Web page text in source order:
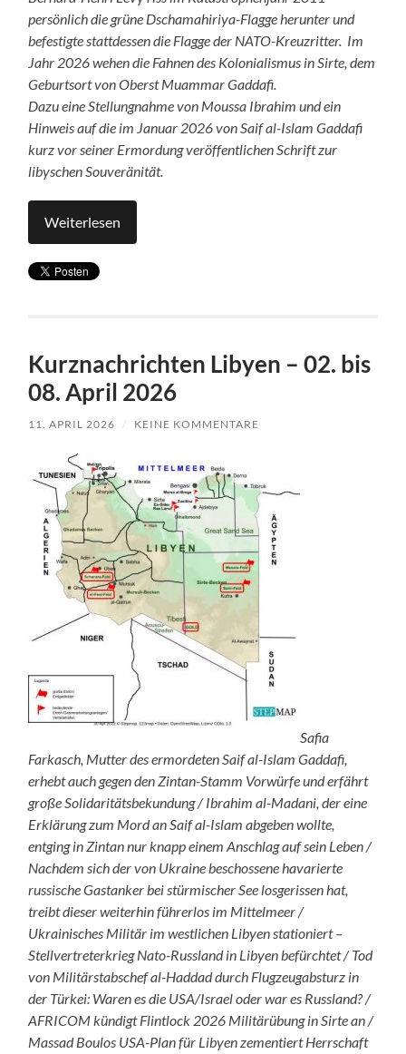
persönlich die grüne Dschamahiriya-Flagge herunter und
befestigte stattdessen die Flagge der NATO-Kreuzritter. Im
Jahr 2026 wehen die Fahnen des Kolonialismus in Sirte, dem
Geburtsort von Oberst Muammar Gaddafi.
Dazu eine Stellungnahme von Moussa Ibrahim und ein
Hinweis auf die im Januar 2026 von Saif al-Islam Gaddafi
kurz vor seiner Ermordung veröffentlichen Schrift zur
libyschen Souveränität.
Weiterlesen
Kurznachrichten Libyen – 02. bis
08. April 2026
11. APRIL 2026 / KEINE KOMMENTARE
Safia
Farkasch, Mutter des ermordeten Saif al-Islam Gaddafi,
erhebt auch gegen den Zintan-Stamm Vorwürfe und erfährt
große Solidaritätsbekundung / Ibrahim al-Madani, der eine
Erklärung zum Mord an Saif al-Islam abgeben wollte,
entging in Zintan nur knapp einem Anschlag auf sein Leben /
Nachdem sich der von Ukraine beschossene havarierte
russische Gastanker bei stürmischer See losgerissen hat,
treibt dieser weiterhin führerlos im Mittelmeer /
Ukrainisches Militär im westlichen Libyen stationiert –
Stellvertreterkrieg Nato-Russland in Libyen befürchtet / Tod
von Militärstabschef al-Haddad durch Flugzeugabsturz in
der Türkei: Waren es die USA/Israel oder war es Russland? /
AFRICOM kündigt Flintlock 2026 Militärübung in Sirte an /
Massad Boulos USA-Plan für Libyen zementiert Herrschaft